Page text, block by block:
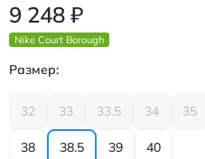
9 248 ₽
Nike Court Borough
Размер:
32 33 33.5 34 35
38 38.5 39 40